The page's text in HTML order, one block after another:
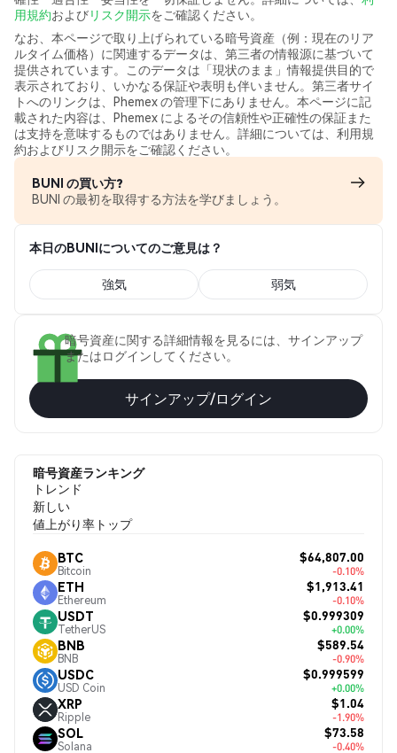
用規約およびリスク開示をご確認ください。
なお、本ページで取り上げられている暗号資産（例：現在のリア
ルタイム価格）に関連するデータは、第三者の情報源に基づいて
提供されています。このデータは「現状のまま」情報提供目的で
表示されており、いかなる保証や表明も伴いません。第三者サイ
トへのリンクは、Phemex の管理下にありません。本ページに記
載された内容は、Phemex によるその信頼性や正確性の保証また
は支持を意味するものではありません。詳細については、利用規
約およびリスク開示をご確認ください。
BUNI の買い方?
BUNI の最初を取得する方法を学びましょう。
本日のBUNIについてのご意見は？
強気 弱気
暗号資産に関する詳細情報を見るには、サインアップ
またはログインしてください。
サインアップ/ログイン
暗号資産ランキング
トレンド
新しい
値上がり率トップ
BTC
Bitcoin
$64,807.00
-0.10%
ETH
Ethereum
$1,913.41
-0.10%
USDT
TetherUS
$0.999309
+0.00%
BNB
BNB
$589.54
-0.90%
USDC
USD Coin
$0.999599
+0.00%
XRP
Ripple
$1.04
-1.90%
SOL
Solana
$73.58
-0.40%